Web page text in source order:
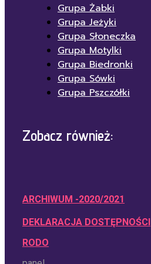
Grupa Żabki
Grupa Jeżyki
Grupa Słoneczka
Grupa Motylki
Grupa Biedronki
Grupa Sówki
Grupa Pszczółki
Zobacz również:
ARCHIWUM -2020/2021
DEKLARACJA DOSTĘPNOŚCI
RODO